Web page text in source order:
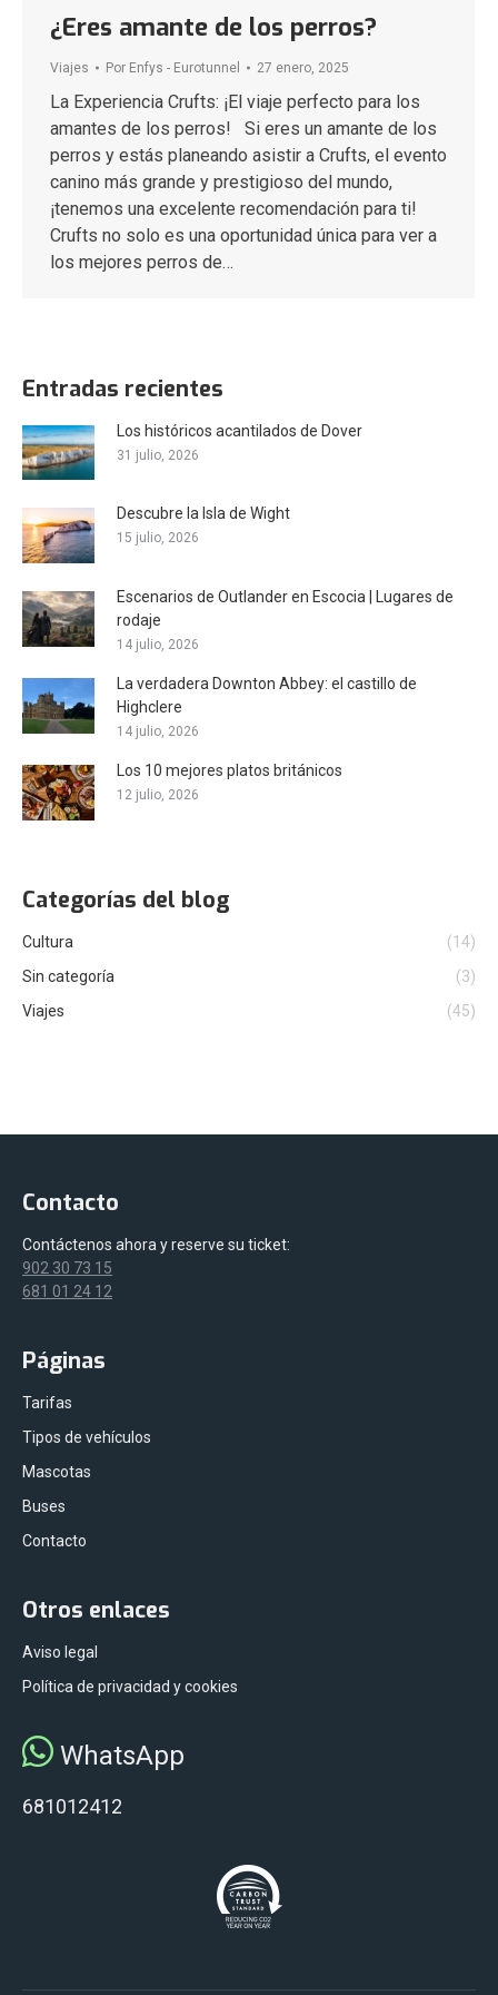
¿Eres amante de los perros?
Viajes Por Enfys - Eurotunnel 27 enero, 2025
La Experiencia Crufts: ¡El viaje perfecto para los
amantes de los perros! Si eres un amante de los
perros y estás planeando asistir a Crufts, el evento
canino más grande y prestigioso del mundo,
¡tenemos una excelente recomendación para ti!
Crufts no solo es una oportunidad única para ver a
los mejores perros de…
Entradas recientes
Los históricos acantilados de Dover
31 julio, 2026
Descubre la Isla de Wight
15 julio, 2026
Escenarios de Outlander en Escocia | Lugares de
rodaje
14 julio, 2026
La verdadera Downton Abbey: el castillo de
Highclere
14 julio, 2026
Los 10 mejores platos británicos
12 julio, 2026
Categorías del blog
Cultura
(14)
Sin categoría
(3)
Viajes
(45)
Contacto
Contáctenos ahora y reserve su ticket:
902 30 73 15
681 01 24 12
Páginas
Tarifas
Tipos de vehículos
Mascotas
Buses
Contacto
Otros enlaces
Aviso legal
Política de privacidad y cookies
WhatsApp
681012412